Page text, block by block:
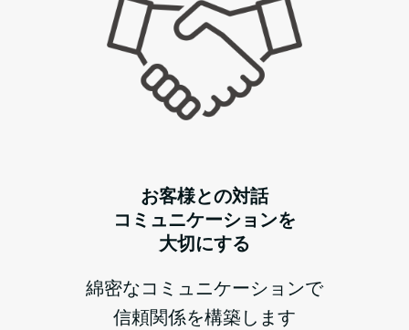
お客様との対話
コミュニケーションを
大切にする
綿密なコミュニケーションで
信頼関係を構築します